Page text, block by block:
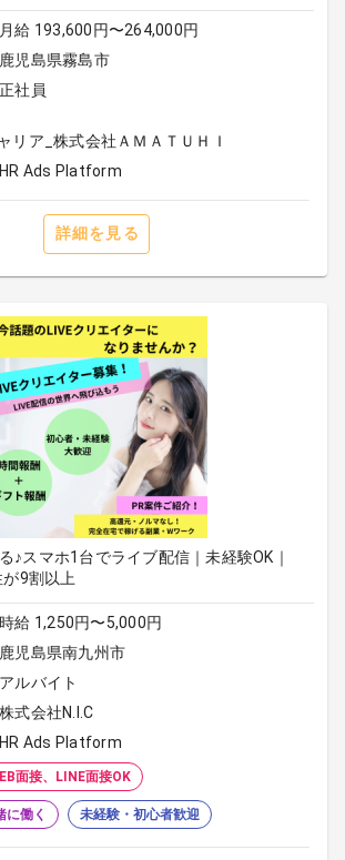
月給 193,600円〜264,000円
鹿児島県霧島市
正社員
リア_株式会社ＡＭＡＴＵＨＩ
HR Ads Platform
詳細を見る
♪スマホ1台でライブ配信｜未経験OK｜
9割以上
時給 1,250円〜5,000円
鹿児島県南九州市
アルバイト
株式会社N.I.C
HR Ads Platform
面接、LINE面接OK
に働く 未経験・初心者歓迎